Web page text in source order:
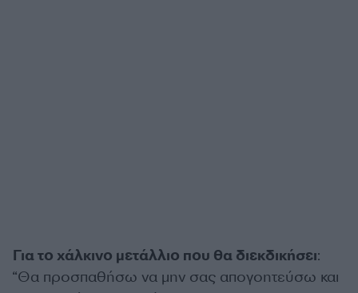
Για το χάλκινο μετάλλιο που θα διεκδικήσει:
“Θα προσπαθήσω να μην σας απογοητεύσω και